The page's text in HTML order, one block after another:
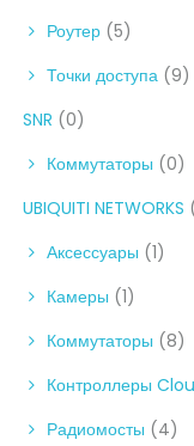
Роутер (5)
Точки доступа (9)
SNR (0)
Коммутаторы (0)
UBIQUITI NETWORKS
Аксессуары (1)
Камеры (1)
Коммутаторы (8)
Контроллеры
Радиомосты (4)